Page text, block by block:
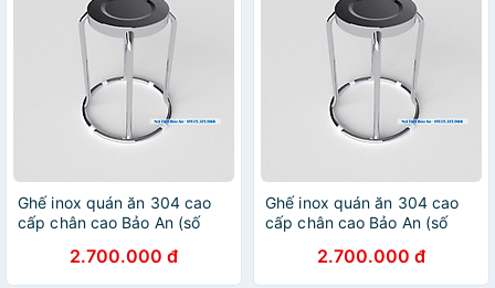
Ghế inox quán ăn 304 cao
cấp chân cao Bảo An (số
2.700.000 đ
Ghế inox quán ăn 304 cao
cấp chân cao Bảo An (số
2.700.000 đ